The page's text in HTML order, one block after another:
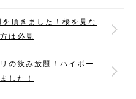
頂きました！桜を見な
は必見
の飲み放題！ハイボー
した！